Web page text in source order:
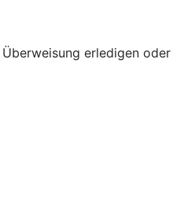
erledigen oder